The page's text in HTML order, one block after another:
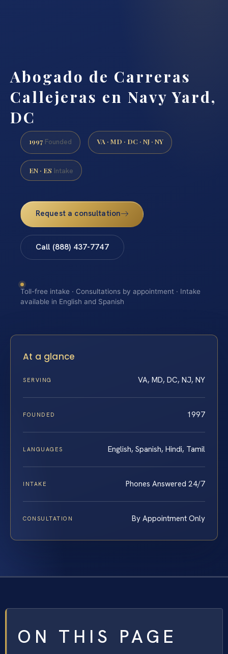
Abogado de Carreras
Callejeras en Navy Yard,
DC
1997 Founded VA · MD · DC · NJ · NY
EN · ES Intake
Request a consultation
Call (888) 437-7747
Toll-free intake · Consultations by appointment · Intake
available in English and Spanish
At a glance
SERVING VA, MD, DC, NJ, NY
FOUNDED 1997
LANGUAGES English, Spanish, Hindi, Tamil
INTAKE Phones Answered 24/7
CONSULTATION By Appointment Only
ON THIS PAGE